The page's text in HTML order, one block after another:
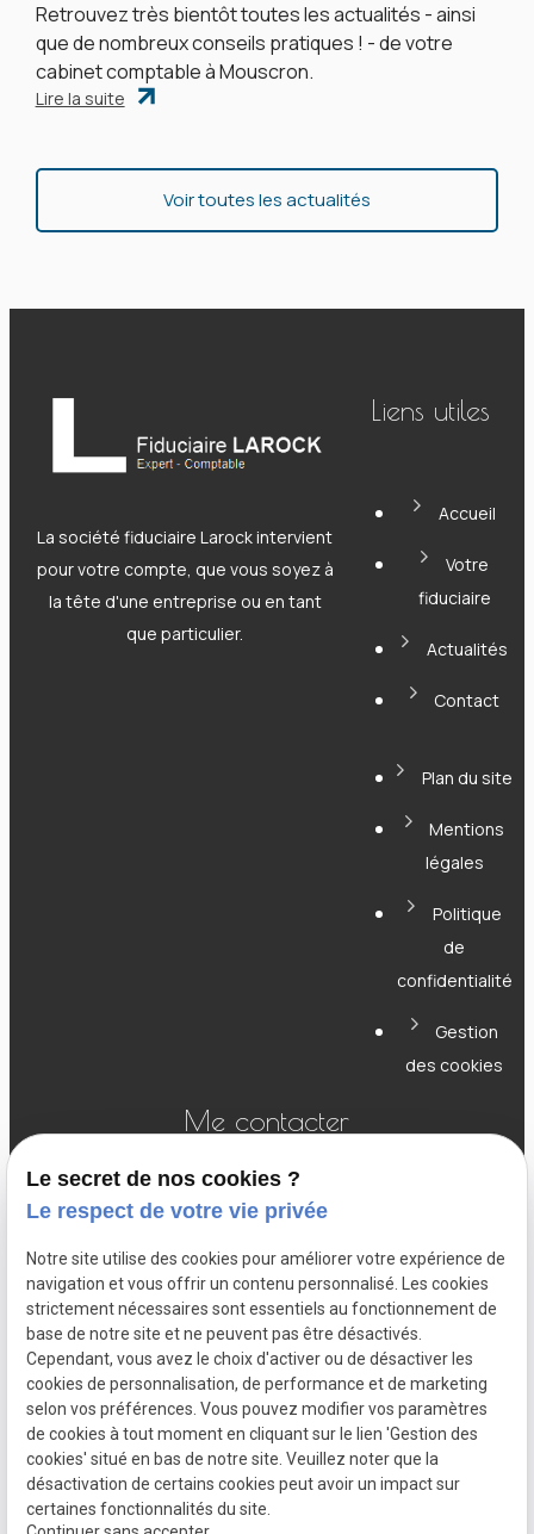
Retrouvez très bientôt toutes les actualités - ainsi
que de nombreux conseils pratiques ! - de votre
cabinet comptable à Mouscron.
Lire la suite
Voir toutes les actualités
La société fiduciaire Larock intervient
pour votre compte, que vous soyez à
la tête d'une entreprise ou en tant
que particulier.
Liens utiles
Accueil
Votre
fiduciaire
Actualités
Contact
Plan du site
Mentions
légales
Politique
de
confidentialité
Gestion
des cookies
Me contacter
056 55 80 14
jean-francois@fiduciairelarock.be
Dreve Gustave Fache 3/3
7700 - MOUSCRON
Le secret de nos cookies ?
Le respect de votre vie privée
Notre site utilise des cookies pour améliorer votre expérience de
navigation et vous offrir un contenu personnalisé. Les cookies
strictement nécessaires sont essentiels au fonctionnement de
base de notre site et ne peuvent pas être désactivés.
Cependant, vous avez le choix d'activer ou de désactiver les
cookies de personnalisation, de performance et de marketing
selon vos préférences. Vous pouvez modifier vos paramètres
de cookies à tout moment en cliquant sur le lien 'Gestion des
cookies' situé en bas de notre site. Veuillez noter que la
désactivation de certains cookies peut avoir un impact sur
certaines fonctionnalités du site.